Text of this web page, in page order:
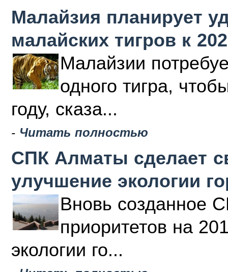
Малайзия планирует
малайских тигров к
Малайзии
одного тигра,
году, сказа...
- Читать полностью
СПК Алматы сделает
улучшение экологии
Вновь созданное
приоритетов на
экологии го...